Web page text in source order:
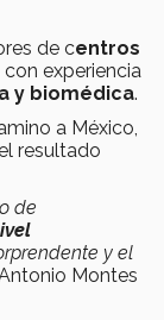
de centros
con experiencia
y biomédica.
a México,
resultado
de
y el
Montes